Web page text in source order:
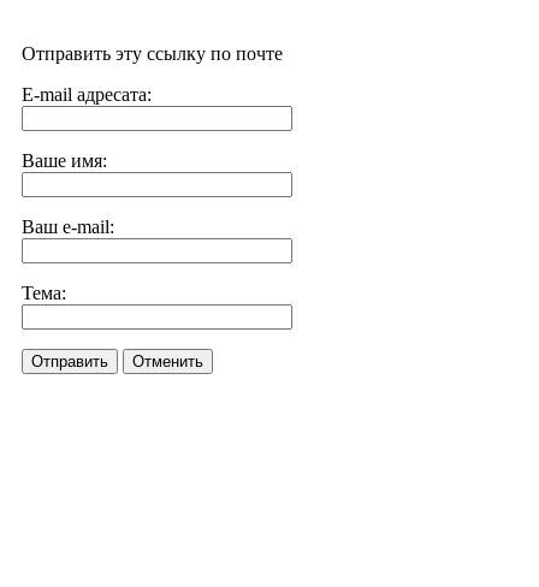
Отправить эту ссылку по почте
E-mail адресата:
Ваше имя:
Ваш e-mail:
Тема:
Отправить Отменить